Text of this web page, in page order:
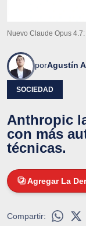
Nuevo Claude Opus
porAgustín
SOCIEDAD
Anthropic
con más
técnicas.
Agregar La
Compartir: